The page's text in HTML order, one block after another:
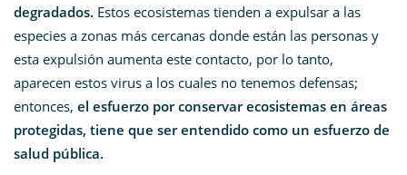
degradados. Estos ecosistemas tienden a expulsar a las
especies a zonas más cercanas donde están las personas y
esta expulsión aumenta este contacto, por lo tanto,
aparecen estos virus a los cuales no tenemos defensas;
entonces, el esfuerzo por conservar ecosistemas en áreas
protegidas, tiene que ser entendido como un esfuerzo de
salud pública.